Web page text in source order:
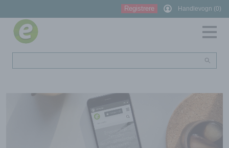
Registrere Handlevogn (0)